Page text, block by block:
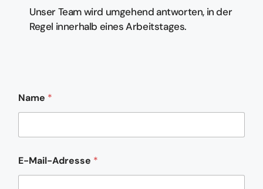
Unser Team wird umgehend antworten, in der
Regel innerhalb eines Arbeitstages.
Name *
a
m
E-Mail-Adresse *